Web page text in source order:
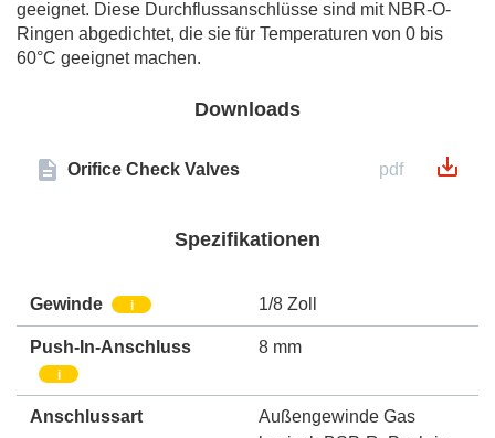
geeignet. Diese Durchflussanschlüsse sind mit NBR-O-
Ringen abgedichtet, die sie für Temperaturen von 0 bis
60°C geeignet machen.
Downloads
Orifice Check Valves pdf
Spezifikationen
Gewinde i 1/8 Zoll
Push-In-Anschluss
i
8 mm
Anschlussart
Außengewinde Gas